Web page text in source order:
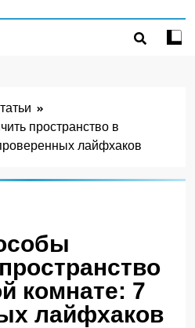
пространство в
лайфхаков
комнате: 7
лайфхаков